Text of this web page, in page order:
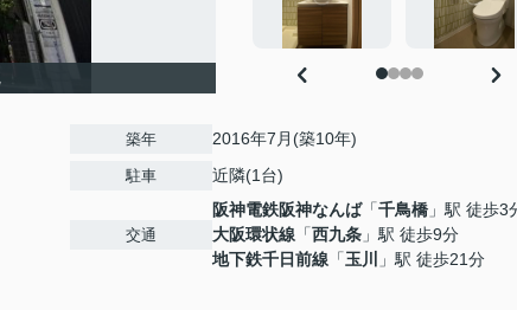
築年 2016年7月(築10年)
駐車 近隣(1台)
交通
阪神電鉄阪神なんば「千鳥橋 」駅 徒歩3
大阪環状線 「西九条 」駅 徒歩9分
地下鉄千日前線 「玉川 」駅 徒歩21分